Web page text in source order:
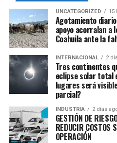
UNCATEGORIZED 15
Agotamiento
apoyo acorralan a
Coahuila ante la
INTERNACIONAL 2
Tres continentes
eclipse solar total
lugares será
parcial?
INDUSTRIA 2 días
GESTIÓN DE
REDUCIR COSTOS
OPERACIÓN